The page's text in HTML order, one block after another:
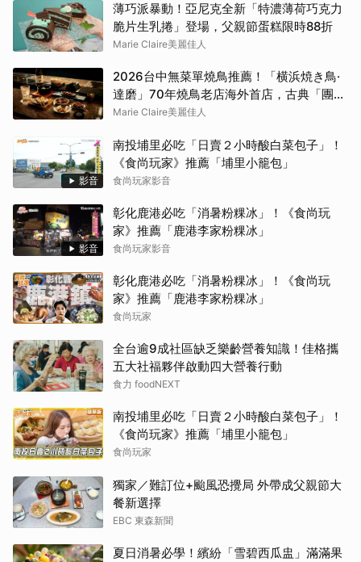
薄巧派暴動！亞尼克全新「特濃薄荷巧克力
脆片生乳捲」登場，父親節蛋糕限時88折
Marie Claire美麗佳人
2026台中無菜單燒鳥推薦！「横浜焼き鳥·
達磨」70年燒鳥老店海外首店，古典「團扇
控火」技法成就銷魂美味
Marie Claire美麗佳人
影音
南投埔里必吃「日賣２小時酸白菜包子」！
《食尚玩家》推薦「埔里小籠包」
食尚玩家影音
影音
彰化鹿港必吃「消暑粉粿冰」！《食尚玩
家》推薦「鹿港李家粉粿冰」
食尚玩家影音
彰化鹿港必吃「消暑粉粿冰」！《食尚玩
家》推薦「鹿港李家粉粿冰」
食尚玩家
全台逾9成社區缺乏樂齡營養知識！佳格攜
五大社福夥伴啟動四大營養行動
食力 foodNEXT
南投埔里必吃「日賣２小時酸白菜包子」！
《食尚玩家》推薦「埔里小籠包」
食尚玩家
獨家／難訂位+颱風恐攪局 外帶成父親節大
餐新選擇
EBC 東森新聞
夏日消暑必學！繽紛「雪碧西瓜盅」滿滿果